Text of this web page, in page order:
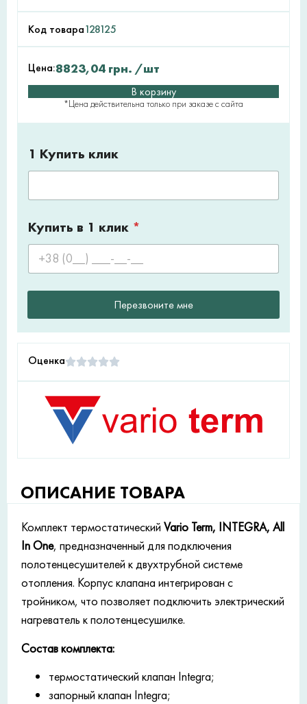
Код товара128125
Цена:8823,04 грн. /шт
В корзину
*Цена действительна только при заказе с сайта
1 Купить клик
Купить в 1 клик *
Перезвоните мне
Оценка
ОПИСАНИЕ ТОВАРА
Комплект термостатический Vario Term, INTEGRA, All
In One, предназначенный для подключения
полотенцесушителей к двухтрубной системе
отопления. Корпус клапана интегрирован с
тройником, что позволяет подключить электрический
нагреватель к полотенцесушилке.
Состав комплекта:
термостатический клапан Integra;
запорный клапан Integra;